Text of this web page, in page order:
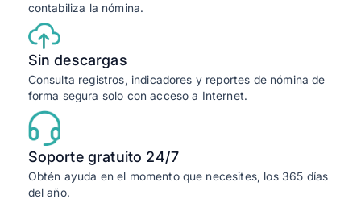
contabiliza la nómina.
Sin descargas
Consulta registros, indicadores y reportes de nómina de
forma segura solo con acceso a Internet.
Soporte gratuito 24/7
Obtén ayuda en el momento que necesites, los 365 días
del año.